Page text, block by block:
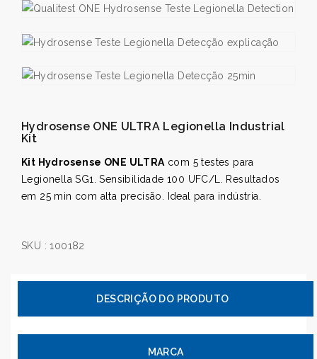
Hydrosense ONE ULTRA Legionella Industrial
Kit
Kit Hydrosense ONE ULTRA com 5 testes para
Legionella SG1. Sensibilidade 100 UFC/L. Resultados
em 25 min com alta precisão. Ideal para indústria.
SKU :100182
MARCA